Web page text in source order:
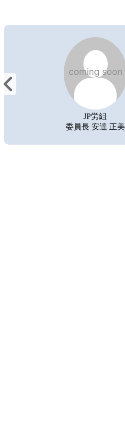
JP労組
委員長 安達 正美